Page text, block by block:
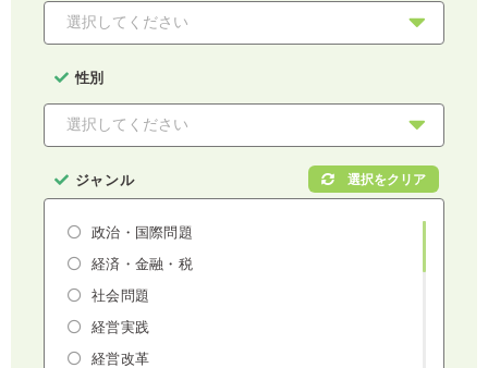
性別
ジャンル
政治・国際問題
経済・金融・税
社会問題
経営実践
経営改革